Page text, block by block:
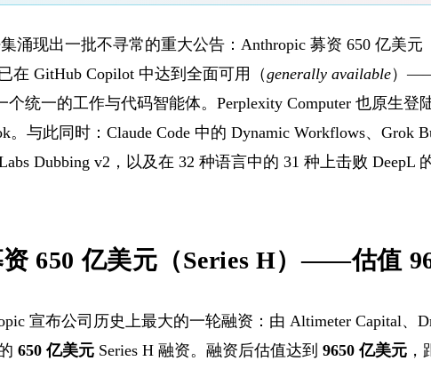
涌现出一批不寻常的重大公告：Anthropic 募资 650 亿美元
GitHub Copilot 中达到全面可用（generally available）
个统一的工作与代码智能体。Perplexity Computer 也原生登
。与此同时：Claude Code 中的 Dynamic Workflows、Grok
Dubbing v2，以及在 32 种语言中的 31 种上击败 DeepL 的
650 亿美元（Series H）——估值
宣布公司历史上最大的一轮融资：由 Altimeter Capital、
650 亿美元 Series H 融资。融资后估值达到 9650 亿美元